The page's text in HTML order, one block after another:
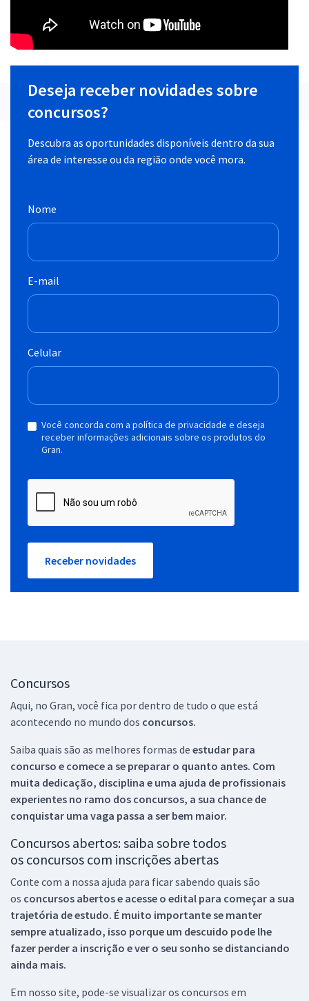
Deseja receber novidades sobre
concursos?
Descubra as oportunidades disponíveis dentro da sua
área de interesse ou da região onde você mora.
Nome
E-mail
Celular
Você concorda com a política de privacidade e deseja
receber informações adicionais sobre os produtos do
Gran.
Receber novidades
Concursos
Aqui, no Gran, você fica por dentro de tudo o que está
acontecendo no mundo dos concursos.
Saiba quais são as melhores formas de estudar para
concurso e comece a se preparar o quanto antes. Com
muita dedicação, disciplina e uma ajuda de profissionais
experientes no ramo dos concursos, a sua chance de
conquistar uma vaga passa a ser bem maior.
Concursos abertos: saiba sobre todos
os concursos com inscrições abertas
Conte com a nossa ajuda para ficar sabendo quais são
os concursos abertos e acesse o edital para começar a sua
trajetória de estudo. É muito importante se manter
sempre atualizado, isso porque um descuido pode lhe
fazer perder a inscrição e ver o seu sonho se distanciando
ainda mais.
Em nosso site, pode-se visualizar os concursos em